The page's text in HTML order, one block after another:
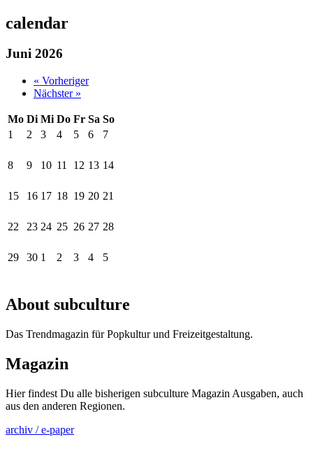
calendar
Juni 2026
« Vorheriger
Nächster »
Mo Di Mi Do Fr Sa So
1
2 3 4 5 6 7
8 9 10 11 12 13 14
15 16 17 18 19 20 21
22 23 24 25 26 27 28
29 30 1 2 3 4 5
About subculture
Das Trendmagazin für Popkultur und Freizeitgestaltung.
Magazin
Hier findest Du alle bisherigen subculture Magazin Ausgaben, auch
aus den anderen Regionen.
archiv / e-paper